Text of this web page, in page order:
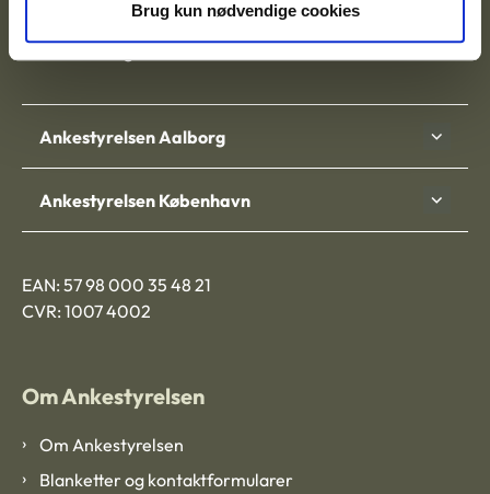
Brug kun nødvendige cookies
Ankestyrelsen Aalborg
Ankestyrelsen København
EAN: 57 98 000 35 48 21
CVR: 1007 4002
Om Ankestyrelsen
Om Ankestyrelsen
Blanketter og kontaktformularer